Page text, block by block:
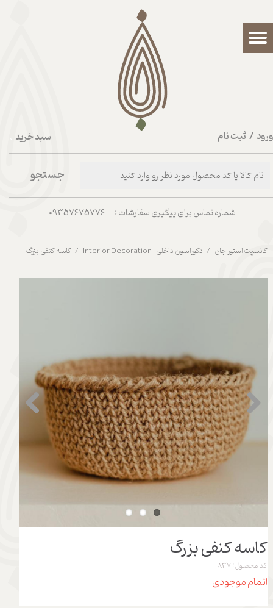
سبد خرید / ثبت نام
حساب کاربری من
تغییر گذر واژه
شماره تماس برای پیگیری سفارشات : 09357675776
جستجو
کانسپت استور جان دکوراسون داخلی | Interior Decoration کاسه کنفی بزرگ
کاسه کنفی بزرگ
کد محصول: 837
اتمام موجودی